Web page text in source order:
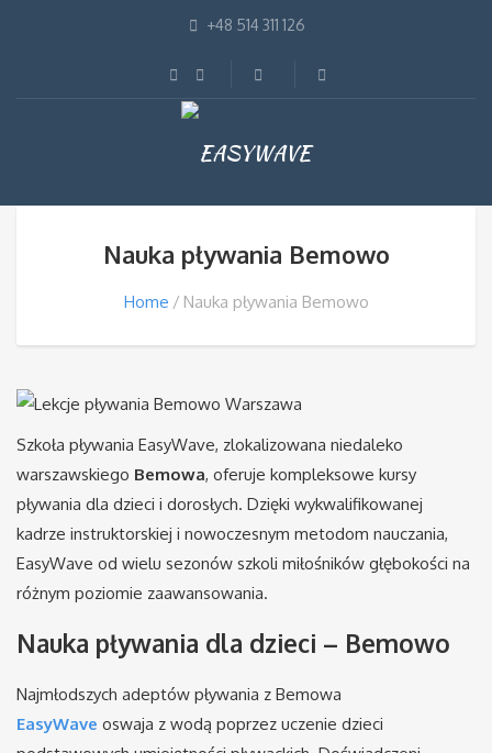
+48 514 311 126
Nauka pływania Bemowo
Home Nauka pływania Bemowo
Szkoła pływania EasyWave, zlokalizowana niedaleko
warszawskiego Bemowa, oferuje kompleksowe kursy
pływania dla dzieci i dorosłych. Dzięki wykwalifikowanej
kadrze instruktorskiej i nowoczesnym metodom nauczania,
EasyWave od wielu sezonów szkoli miłośników głębokości na
różnym poziomie zaawansowania.
Nauka pływania dla dzieci – Bemowo
Najmłodszych adeptów pływania z Bemowa
EasyWave oswaja z wodą poprzez uczenie dzieci